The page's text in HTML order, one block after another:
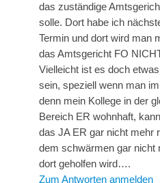
das zuständige
solle. Dort habe ich
Termin und dort wird man
das Amtsgericht FO
Vielleicht ist es doch
sein, speziell wenn man
denn mein Kollege in der
Bereich ER wohnhaft,
das JA ER gar nicht mehr
dem schwärmen gar nicht
dort geholfen wird….
Zum Antworten anmelden